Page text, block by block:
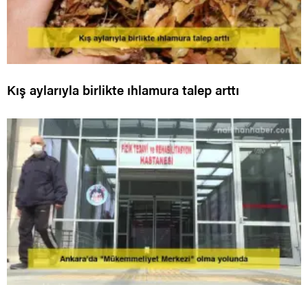
Kış aylarıyla birlikte ıhlamura talep arttı